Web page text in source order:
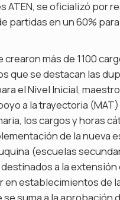
ATEN, se oficializó por
partidas en un 60%
crearon más de 1100
que se destacan las
el Nivel Inicial,
a la trayectoria
los cargos y horas
de la nueva
(escuelas
a la extensión
en establecimientos de